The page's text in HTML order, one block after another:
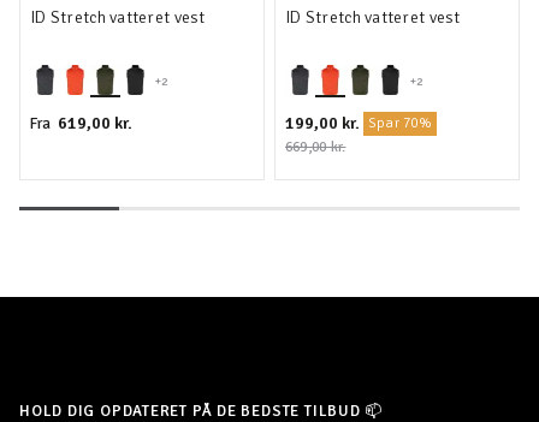
+2
ID Stretch vatteret vest
Fra 619,00 kr.
+2
ID Stretch vatteret vest
199,00 kr. Spar 70%
669,00 kr.
HOLD DIG OPDATERET PÅ DE BEDSTE TILBUD 📫